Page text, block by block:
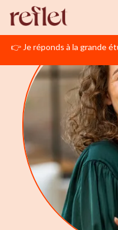
👉 Je réponds à la grande